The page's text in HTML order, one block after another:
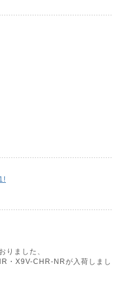
りました、
・X9V-CHR-NRが入荷しまし